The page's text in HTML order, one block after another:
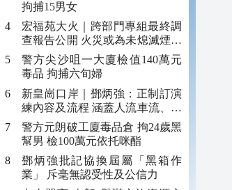
拘捕15男女
宏福苑大火｜跨部門專組最終調
查報告公開 火災或為未熄滅煙頭
引發
警方尖沙咀一大廈檢值140萬元
毒品 拘捕六旬婦
新皇崗口岸｜鄧炳強：正制訂演
練內容及流程 涵蓋人流車流、緊
急應變等
警方元朗破工廈毒品倉 拘24歲黑
幫男 檢100萬元依托咪酯
鄧炳強批記協換屆屬「黑箱作
業」 斥毫無認受性及公信力